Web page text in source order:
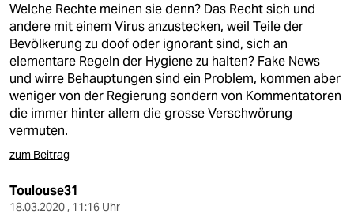
Welche Rechte meinen sie denn? Das Recht sich und
andere mit einem Virus anzustecken, weil Teile der
Bevölkerung zu doof oder ignorant sind, sich an
elementare Regeln der Hygiene zu halten? Fake News
und wirre Behauptungen sind ein Problem, kommen aber
weniger von der Regierung sondern von Kommentatoren
die immer hinter allem die grosse Verschwörung
vermuten.
zum Beitrag
Toulouse31
18.03.2020 , 11:16 Uhr